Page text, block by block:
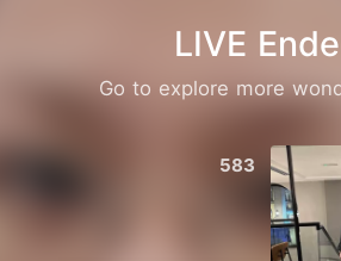
LIVE
Go to explore more
583